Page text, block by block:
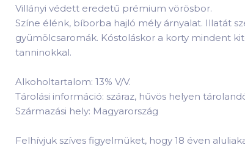
Villányi védett eredetű prémium vörösbor.
Színe élénk, bíborba hajló mély árnyalat. Illatát
gyümölcsaromák. Kóstoláskor a korty mindent
tanninokkal.
Alkoholtartalom: 13% V/V.
Tárolási információ: száraz, hűvös helyen
Származási hely: Magyarország
Felhívjuk szíves figyelmüket, hogy 18 éven